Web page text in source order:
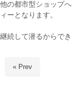
他の都市型ショップ
ィーとなります。
継続して潜るからで
« Prev